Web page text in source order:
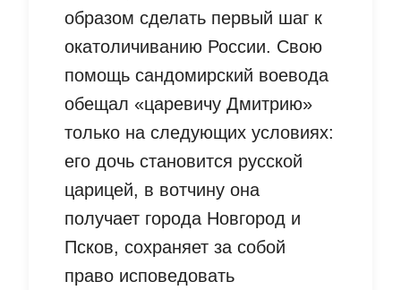
образом сделать первый шаг к
окатоличиванию России. Свою
помощь сандомирский воевода
обещал «царевичу Дмитрию»
только на следующих условиях:
его дочь становится русской
царицей, в вотчину она
получает города Новгород и
Псков, сохраняет за собой
право исповедовать